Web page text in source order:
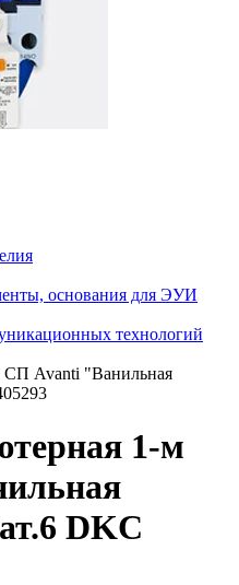
основания для ЭУИ
технологий
СП Avanti "Ванильная
1-м
DKC